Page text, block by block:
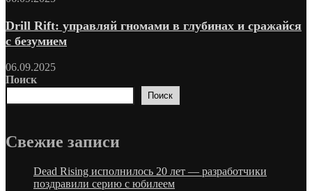
Drill Rift: управляй гномами в глубинах и сражайся
с безумием
06.09.2025
Поиск
Поиск
Свежие запиcи
Dead Rising исполнилось 20 лет — разработчики
поздравили серию с юбилеем